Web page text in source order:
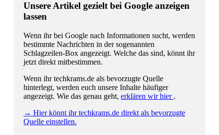
Unsere Artikel gezielt bei Google anzeigen
lassen
Wenn ihr bei Google nach Informationen sucht, werden
bestimmte Nachrichten in der sogenannten
Schlagzeilen-Box angezeigt. Welche das sind, könnt ihr
jetzt direkt mitbestimmen.
Wenn ihr techkrams.de als bevorzugte Quelle
hinterlegt, werden euch unsere Inhalte häufiger
angezeigt. Wie das genau geht, erklären wir hier .
→ Hier könnt ihr techkrams.de direkt als bevorzugte
Quelle einstellen.